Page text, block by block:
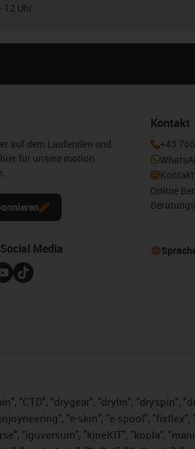
12 Uhr
auf dem Laufenden und
für unsere motion
Kontakt
+43
Online
Media
"CTD", "drygear", "drylin", "dryspin",
"e-skin", "e-spool", "fixflex",
"iguversum", "kineKIT", "kopla",